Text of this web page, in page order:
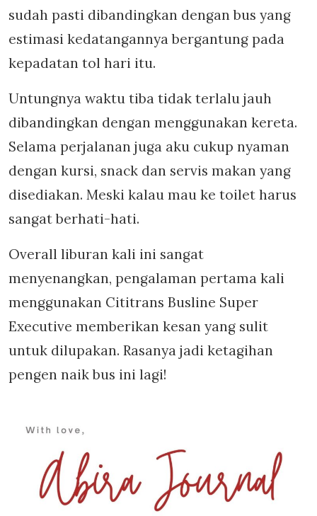
sudah pasti dibandingkan dengan bus yang
estimasi kedatangannya bergantung pada
kepadatan tol hari itu.
Untungnya waktu tiba tidak terlalu jauh
dibandingkan dengan menggunakan kereta.
Selama perjalanan juga aku cukup nyaman
dengan kursi, snack dan servis makan yang
disediakan. Meski kalau mau ke toilet harus
sangat berhati-hati.
Overall liburan kali ini sangat
menyenangkan, pengalaman pertama kali
menggunakan Cititrans Busline Super
Executive memberikan kesan yang sulit
untuk dilupakan. Rasanya jadi ketagihan
pengen naik bus ini lagi!